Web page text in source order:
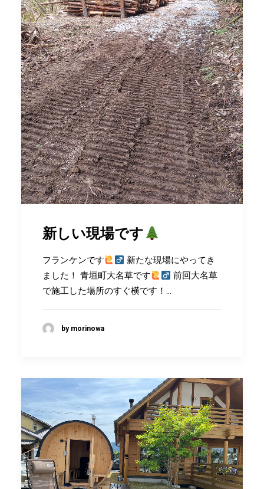
新しい現場です
フランケンです
新たな現場にやってき
ました！ 青垣町大名草です
前回大名草
で施工した場所のすぐ横です！…
by morinowa